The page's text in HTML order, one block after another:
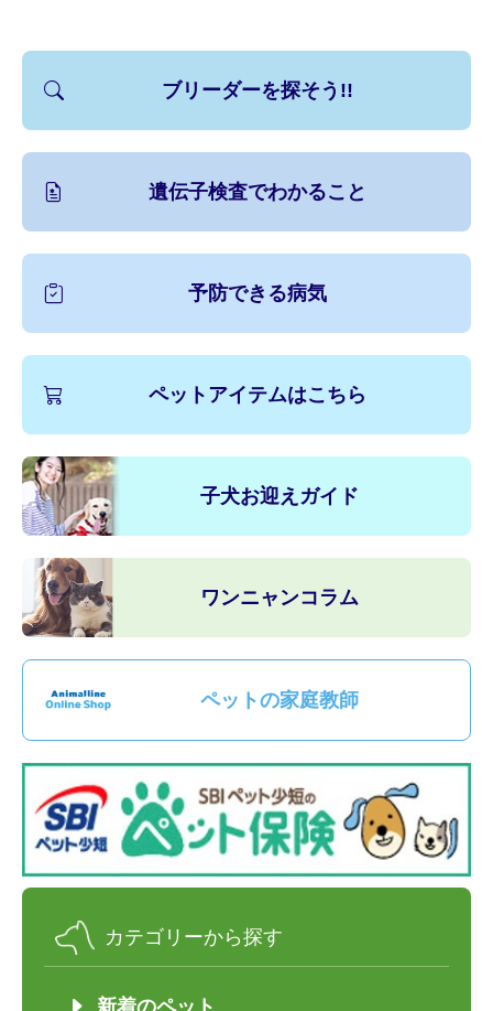
ブリーダーを探そう!!
遺伝子検査でわかること
予防できる病気
ペットアイテムはこちら
子犬お迎えガイド
ワンニャンコラム
ペットの家庭教師
カテゴリーから探す
新着のペット